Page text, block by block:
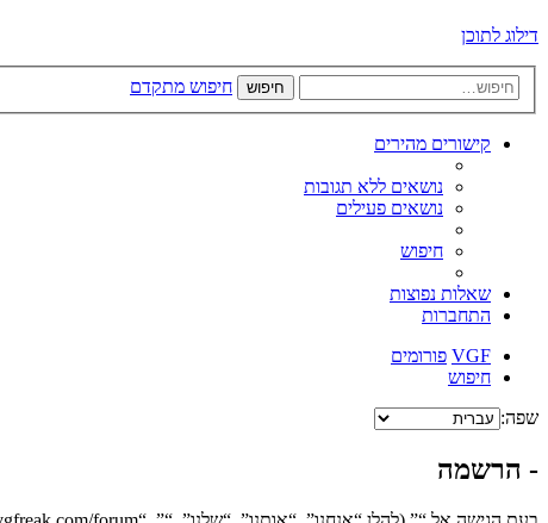
דילוג לתוכן
חיפוש חיפוש מתקדם
קישורים מהירים
נושאים ללא תגובות
נושאים פעילים
חיפוש
שאלות נפוצות
התחברות
VGF פורומים
חיפוש
שפה:
- הרשמה